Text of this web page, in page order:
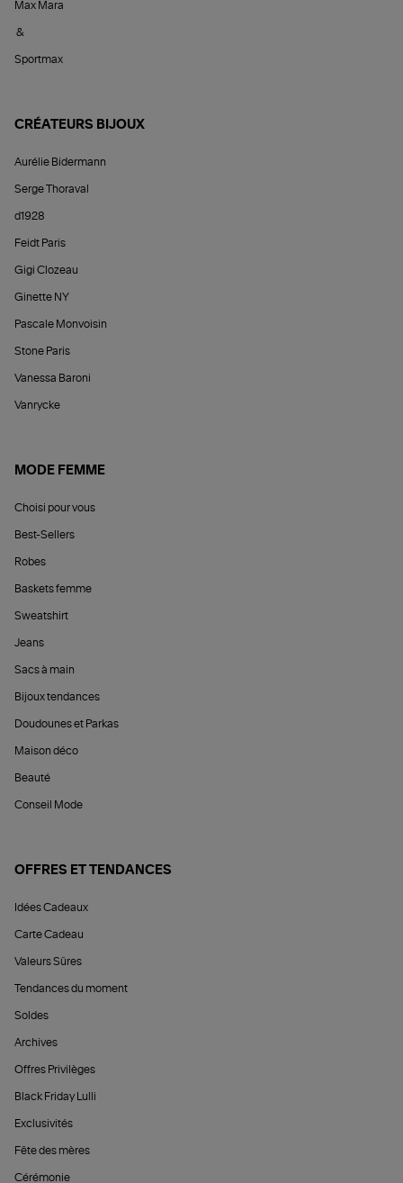
Max Mara
&
Sportmax
CRÉATEURS BIJOUX
Aurélie Bidermann
Serge Thoraval
d1928
Feidt Paris
Gigi Clozeau
Ginette NY
Pascale Monvoisin
Stone Paris
Vanessa Baroni
Vanrycke
MODE FEMME
Choisi pour vous
Best-Sellers
Robes
Baskets femme
Sweatshirt
Jeans
Sacs à main
Bijoux tendances
Doudounes et Parkas
Maison déco
Beauté
Conseil Mode
OFFRES ET TENDANCES
Idées Cadeaux
Carte Cadeau
Valeurs Sûres
Tendances du moment
Soldes
Archives
Offres Privilèges
Black Friday Lulli
Exclusivités
Fête des mères
Cérémonie